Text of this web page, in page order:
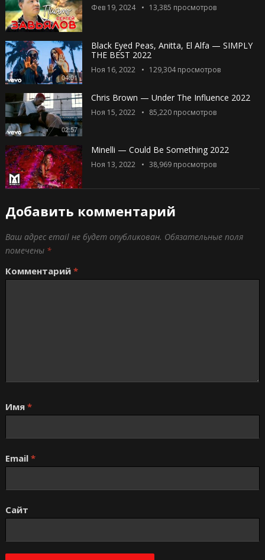
Фев 19, 2024 13,385 просмотров
04:01
Black Eyed Peas, Anitta, El Alfa — SIMPLY
THE BEST 2022
Ноя 16, 2022 129,304просмотров
02:57
Chris Brown — Under The Influence 2022
Ноя 15, 2022 85,220просмотров
Minelli — Could Be Something 2022
Ноя 13, 2022 38,969просмотров
Добавить комментарий
Ваш адрес email не будет опубликован. Обязательные поля
помечены *
Комментарий *
Имя *
Email *
Сайт